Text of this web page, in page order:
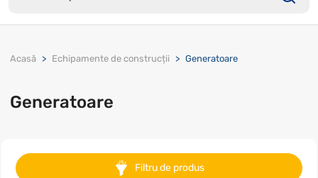
Acasă Echipamente de construcții Generatoare
Generatoare
Filtru de produs